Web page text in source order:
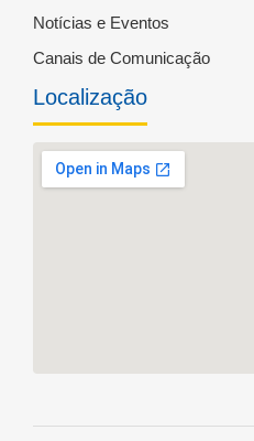
Notícias e Eventos
Canais de Comunicação
Localização